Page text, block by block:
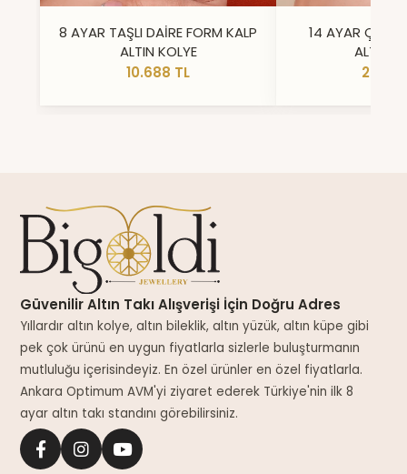
8 AYAR TAŞLI DAİRE FORM KALP
ALTIN KOLYE
10.688 TL
14 AYAR ÇİFT
ALTIN
Güvenilir Altın Takı Alışverişi İçin Doğru Adres
Yıllardır altın kolye, altın bileklik, altın yüzük, altın küpe gibi
pek çok ürünü en uygun fiyatlarla sizlerle buluşturmanın
mutluluğu içerisindeyiz. En özel ürünler en özel fiyatlarla.
Ankara Optimum AVM'yi ziyaret ederek Türkiye'nin ilk 8
ayar altın takı standını görebilirsiniz.